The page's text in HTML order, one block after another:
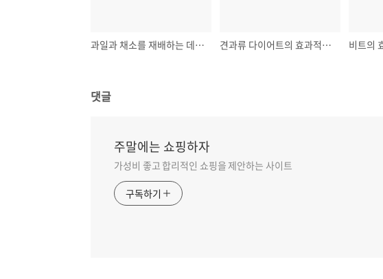
과일과 채소를 재배하는 데 필요한 도구와 재료 견과류 다이어트의 효과적인 방법과 팁 비트의
댓글
주말에는 쇼핑하자
가성비 좋고 합리적인 쇼핑을 제안하는 사이트
구독하기